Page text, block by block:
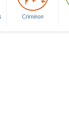
Criminon